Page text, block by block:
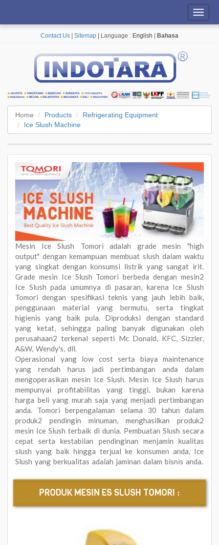
Contact Us Sitemap | Language : English Bahasa
Home Products
Refrigerating Equipment
Ice Slush Machine
Mesin Ice Slush Tomori adalah grade mesin "high
output" dengan kemampuan membuat slush dalam waktu
yang singkat dengan konsumsi listrik yang sangat irit.
Grade mesin Ice Slush Tomori berbeda dengan mesin2
Ice Slush pada umumnya di pasaran, karena Ice Slush
Tomori dengan spesifikasi teknis yang jauh lebih baik,
penggunaan material yang bermutu, serta tingkat
higienis yang baik pula. Diproduksi dengan standard
yang ketat, sehingga paling banyak digunakan oleh
perusahaan2 terkenal seperti Mc Donald, KFC, Sizzler,
A&W, Wendy's, dll.
Operasional yang low cost serta biaya maintenance
yang rendah harus jadi pertimbangan anda dalam
mengoperasikan mesin Ice Slush. Mesin Ice Slush harus
mempunyai profitabilitas yang tinggi, bukan karena
harga beli yang murah saja yang menjadi pertimbangan
anda. Tomori berpengalaman selama 30 tahun dalam
produk2 pendingin minuman, menghasilkan produk2
mesin Ice Slush terbaik di dunia. Pembuatan Slush secara
cepat serta kestabilan pendinginan menjamin kualitas
slush yang baik hingga terjual ke konsumen anda, Ice
Slush yang berkualitas adalah jaminan dalam bisnis anda.
PRODUK MESIN ES SLUSH TOMORI :